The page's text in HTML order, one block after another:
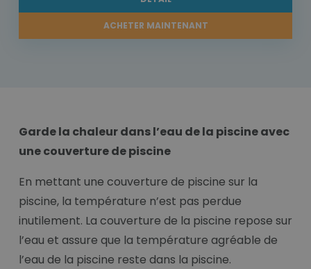
ACHETER MAINTENANT
Garde la chaleur dans l’eau de la piscine avec
une couverture de piscine
En mettant une couverture de piscine sur la
piscine, la température n’est pas perdue
inutilement. La couverture de la piscine repose sur
l’eau et assure que la température agréable de
l’eau de la piscine reste dans la piscine.